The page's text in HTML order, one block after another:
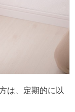
は、定期的に以